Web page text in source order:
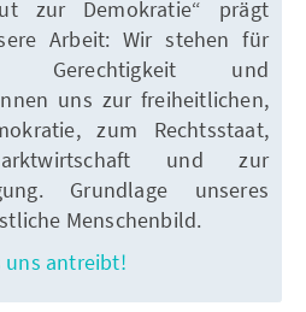
zur Demokratie“ prägt
Arbeit: Wir stehen für
Gerechtigkeit und
uns zur freiheitlichen,
zum Rechtsstaat,
und zur
Grundlage unseres
Menschenbild.
uns antreibt!